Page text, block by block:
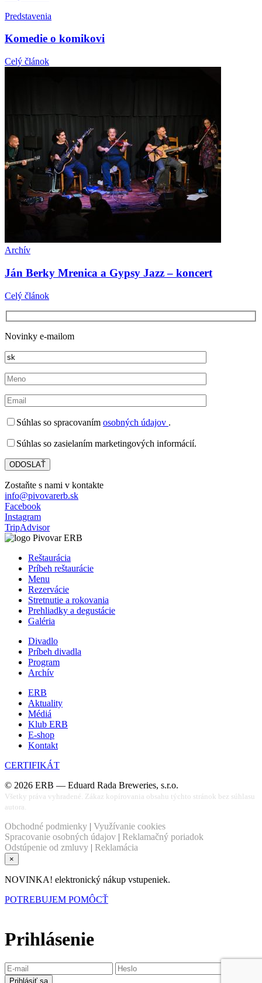
Predstavenia
Komedie o komikovi
Celý článok
Archív
Ján Berky Mrenica a Gypsy Jazz – koncert
Celý článok
Novinky e-mailom
Súhlas so spracovaním osobných údajov .
Súhlas so zasielaním marketingových informácií.
Zostaňte s nami v kontakte
info@pivovarerb.sk
Facebook
Instagram
TripAdvisor
Reštaurácia
Príbeh reštaurácie
Menu
Rezervácie
Stretnutie a rokovania
Prehliadky a degustácie
Galéria
Divadlo
Príbeh divadla
Program
Archív
ERB
Aktuality
Médiá
Klub ERB
E-shop
Kontakt
CERTIFIKÁT
© 2026 ERB — Eduard Rada Breweries, s.r.o.
Všetky práva vyhradené. Zákaz kopírovania obsahu týchto stránok bez súhlasu
autora.
Obchodné podmienky | Využívanie cookies
Spracovanie osobných údajov | Reklamačný poriadok
Odstúpenie od zmluvy | Reklamácia
×
NOVINKA! elektronický nákup vstupeniek.
POTREBUJEM POMÔCŤ
Prihlásenie